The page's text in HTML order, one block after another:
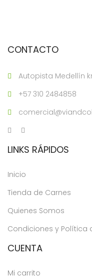
CONTACTO
Autopista Medellín
+57 310 2484858
LINKS RÁPIDOS
Inicio
Tienda de Carnes
Quienes Somos
Condiciones y Política
CUENTA
Mi carrito